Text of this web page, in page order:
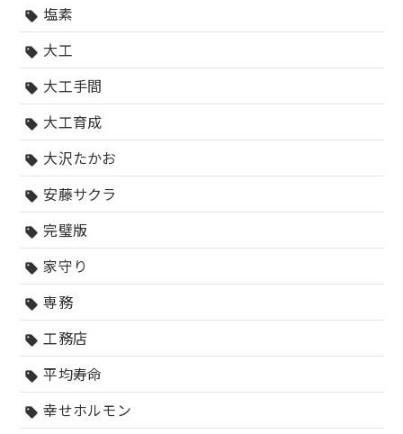
sell 塩素
sell 大工
sell 大工手間
sell 大工育成
sell 大沢たかお
sell 安藤サクラ
sell 完璧版
sell 家守り
sell 専務
sell 工務店
sell 平均寿命
sell 幸せホルモン